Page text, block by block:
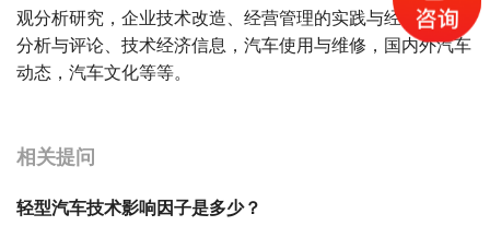
观分析研究，企业技术改造、经营管理的实践与经验，市场
分析与评论、技术经济信息，汽车使用与维修，国内外汽车
动态，汽车文化等等。
相关提问
轻型汽车技术影响因子是多少？